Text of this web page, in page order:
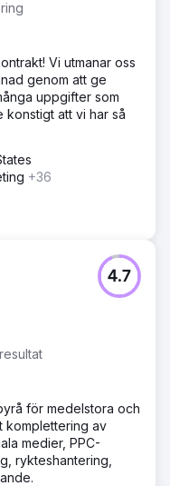
Vi utmanar oss
genom att ge
uppgifter som
konstigt att vi har så
+36
4.7
för medelstora och
komplettering av
medier, PPC-
rykteshantering,